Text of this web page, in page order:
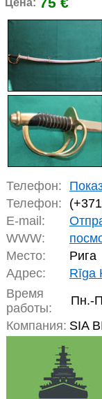
Цена:
Телефон:
Телефон:
E-mail:
WWW:
Место:
Рига
Адрес:
Rīga
Время
работы:
Пн.-
Компания: SIA